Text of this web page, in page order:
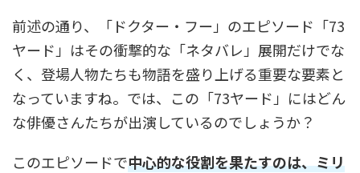
前述の通り、「ドクター・フー」のエピソード「73
ヤード」はその衝撃的な「ネタバレ」展開だけでな
く、登場人物たちも物語を盛り上げる重要な要素と
なっていますね。では、この「73ヤード」にはどん
な俳優さんたちが出演しているのでしょうか？
このエピソードで中心的な役割を果たすのは、ミリ